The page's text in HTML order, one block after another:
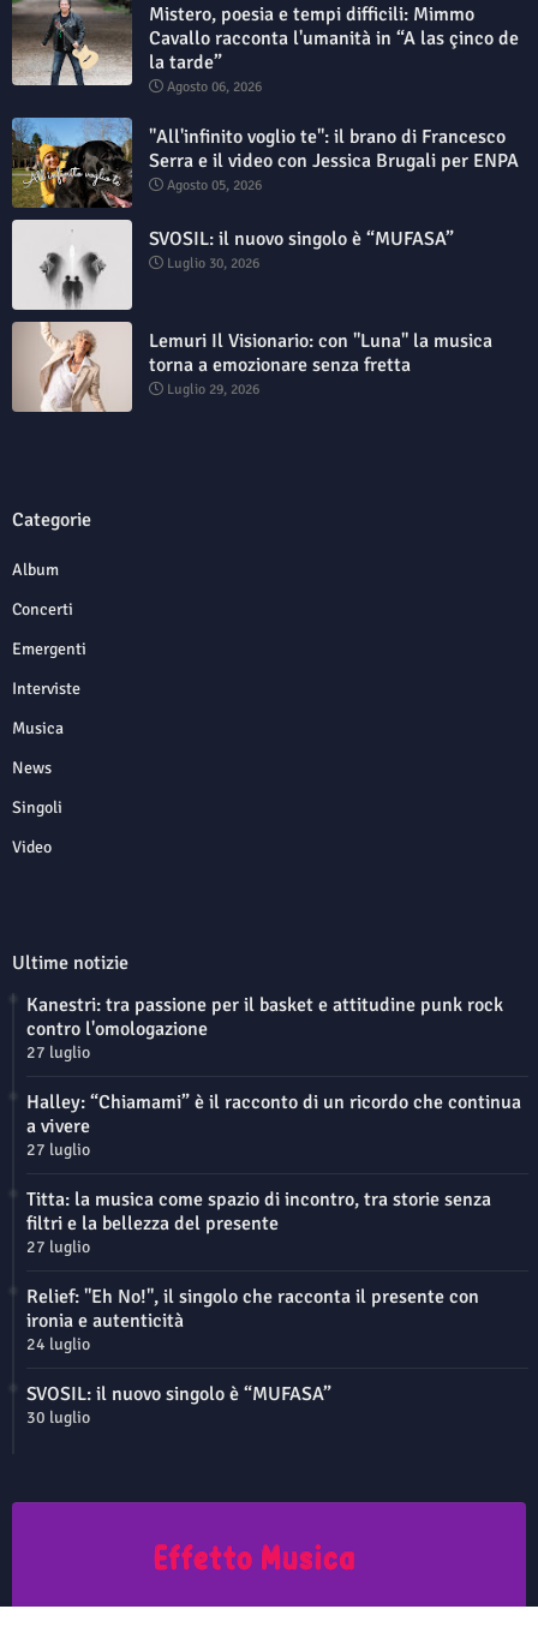
Mistero, poesia e tempi difficili: Mimmo
Cavallo racconta l'umanità in “A las çinco de
la tarde”
Agosto 06, 2026
"All'infinito voglio te": il brano di Francesco
Serra e il video con Jessica Brugali per ENPA
Agosto 05, 2026
SVOSIL: il nuovo singolo è “MUFASA”
Luglio 30, 2026
Lemuri Il Visionario: con "Luna" la musica
torna a emozionare senza fretta
Luglio 29, 2026
Categorie
Album
Concerti
Emergenti
Interviste
Musica
News
Singoli
Video
Ultime notizie
Kanestri: tra passione per il basket e attitudine punk rock
contro l'omologazione
27 luglio
Halley: “Chiamami” è il racconto di un ricordo che continua
a vivere
27 luglio
Titta: la musica come spazio di incontro, tra storie senza
filtri e la bellezza del presente
27 luglio
Relief: "Eh No!", il singolo che racconta il presente con
ironia e autenticità
24 luglio
SVOSIL: il nuovo singolo è “MUFASA”
30 luglio